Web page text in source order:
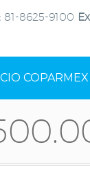
81-8625-9100
COPARMEX